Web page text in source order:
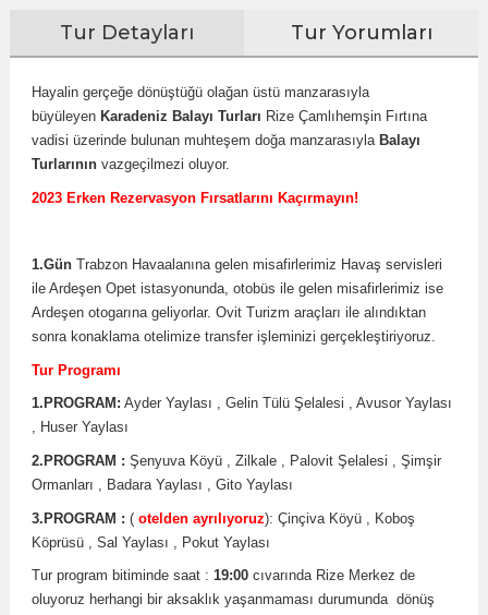
Tur Detayları Tur Yorumları
Hayalin gerçeğe dönüştüğü olağan üstü manzarasıyla
büyüleyen Karadeniz Balayı Turları Rize Çamlıhemşin Fırtına
vadisi üzerinde bulunan muhteşem doğa manzarasıyla Balayı
Turlarının vazgeçilmezi oluyor.
2023 Erken Rezervasyon Fırsatlarını Kaçırmayın!
1.Gün Trabzon Havaalanına gelen misafirlerimiz Havaş servisleri
ile Ardeşen Opet istasyonunda, otobüs ile gelen misafirlerimiz ise
Ardeşen otogarına geliyorlar. Ovit Turizm araçları ile alındıktan
sonra konaklama otelimize transfer işleminizi gerçekleştiriyoruz.
Tur Programı
1.PROGRAM: Ayder Yaylası , Gelin Tülü Şelalesi , Avusor Yaylası
, Huser Yaylası
2.PROGRAM : Şenyuva Köyü , Zilkale , Palovit Şelalesi , Şimşir
Ormanları , Badara Yaylası , Gito Yaylası
3.PROGRAM : ( otelden ayrılıyoruz): Çinçiva Köyü , Koboş
Köprüsü , Sal Yaylası , Pokut Yaylası
Tur program bitiminde saat : 19:00 cıvarında Rize Merkez de
oluyoruz herhangi bir aksaklık yaşanmaması durumunda dönüş